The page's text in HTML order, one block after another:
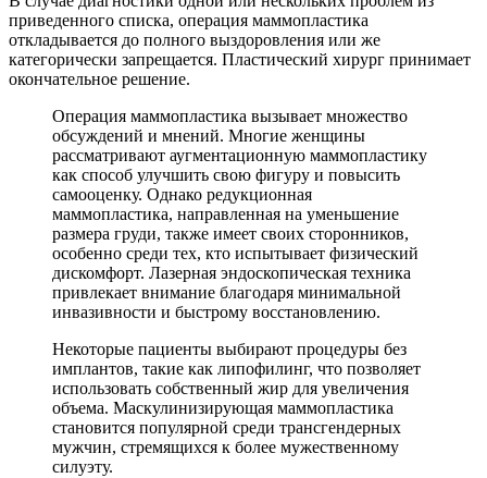
приведенного списка, операция маммопластика
откладывается до полного выздоровления или же
категорически запрещается. Пластический хирург принимает
окончательное решение.
Операция маммопластика вызывает множество
обсуждений и мнений. Многие женщины
рассматривают аугментационную маммопластику
как способ улучшить свою фигуру и повысить
самооценку. Однако редукционная
маммопластика, направленная на уменьшение
размера груди, также имеет своих сторонников,
особенно среди тех, кто испытывает физический
дискомфорт. Лазерная эндоскопическая техника
привлекает внимание благодаря минимальной
инвазивности и быстрому восстановлению.
Некоторые пациенты выбирают процедуры без
имплантов, такие как липофилинг, что позволяет
использовать собственный жир для увеличения
объема. Маскулинизирующая маммопластика
становится популярной среди трансгендерных
мужчин, стремящихся к более мужественному
силуэту.